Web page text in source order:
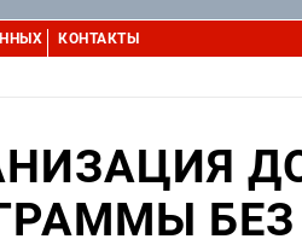
6 ЧАСОВ ОТ 12 ЛЕТ
КОНТАКТЫ